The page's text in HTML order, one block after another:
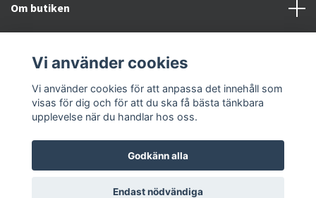
Om butiken
Snabblänkar
© 2026 Kroppsvitalitet & Fotvitalitet
Vi använder cookies
Vi använder cookies för att anpassa det innehåll som
visas för dig och för att du ska få bästa tänkbara
upplevelse när du handlar hos oss.
Godkänn alla
Endast nödvändiga